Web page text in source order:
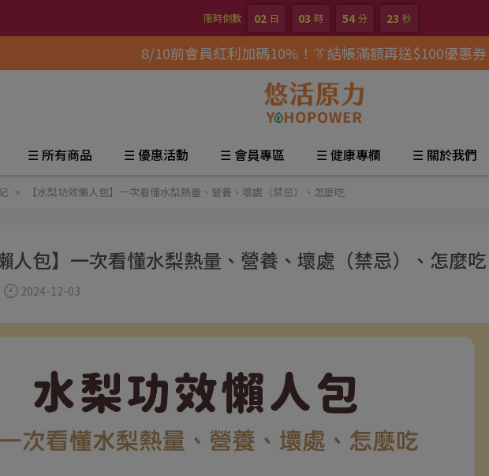
限時倒數 02 日 03 時 54 分 22 秒
8/10前會員紅利加碼10%！👔結帳滿額再送$100優惠券
☰ 所有商品 ☰ 優惠活動 ☰ 會員專區 ☰ 健康專欄 ☰ 關於我們
【水梨功效懶人包】一次看懂水梨熱量、營養、壞處（禁忌）、怎麼吃
人包】一次看懂水梨熱量、營養、壞處（禁忌）、怎麼吃
2024-12-03